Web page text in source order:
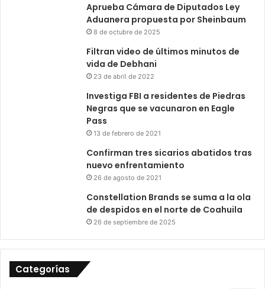
Aprueba Cámara de Diputados Ley
Aduanera propuesta por Sheinbaum
8 de octubre de 2025
Filtran video de últimos minutos de
vida de Debhani
23 de abril de 2022
Investiga FBI a residentes de Piedras
Negras que se vacunaron en Eagle
Pass
13 de febrero de 2021
Confirman tres sicarios abatidos tras
nuevo enfrentamiento
26 de agosto de 2021
Constellation Brands se suma a la ola
de despidos en el norte de Coahuila
26 de septiembre de 2025
Categorías